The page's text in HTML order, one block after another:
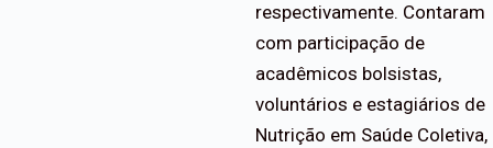
respectivamente. Contaram
com participação de
acadêmicos bolsistas,
voluntários e estagiários de
Nutrição em Saúde Coletiva,